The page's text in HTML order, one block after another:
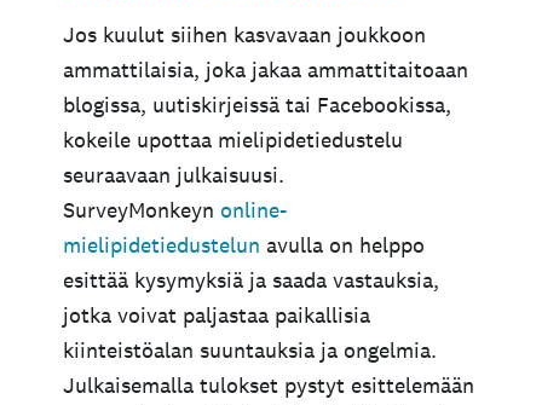
Jos kuulut siihen kasvavaan joukkoon
ammattilaisia, joka jakaa ammattitaitoaan
blogissa, uutiskirjeissä tai Facebookissa,
kokeile upottaa mielipidetiedustelu
seuraavaan julkaisuusi.
SurveyMonkeyn online-
mielipidetiedustelun avulla on helppo
esittää kysymyksiä ja saada vastauksia,
jotka voivat paljastaa paikallisia
kiinteistöalan suuntauksia ja ongelmia.
Julkaisemalla tulokset pystyt esittelemään